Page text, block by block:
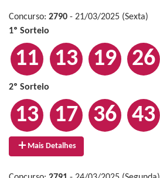
Concurso: 2790 - 21/03/2025 (Sexta)
1º Sorteio
11 13 19 26
2º Sorteio
13 17 36 43
Mais Detalhes